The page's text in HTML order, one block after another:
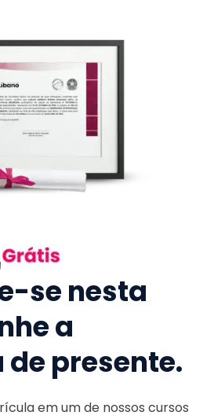
se nesta
a
presente.
em um de nossos cursos